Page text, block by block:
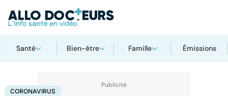
Santé Bien-être Famille Émissions
AccueilSantéCoronavirus
CORONAVIRUS